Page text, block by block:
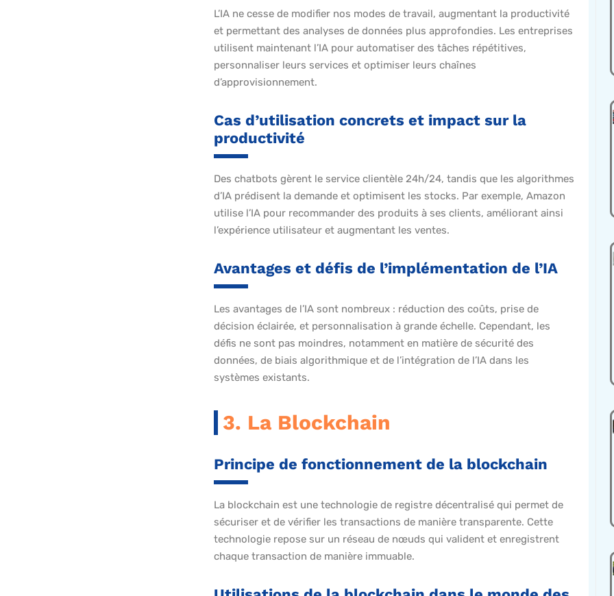
L’IA ne cesse de modifier nos modes de travail, augmentant la productivité
et permettant des analyses de données plus approfondies. Les entreprises
utilisent maintenant l’IA pour automatiser des tâches répétitives,
personnaliser leurs services et optimiser leurs chaînes
d’approvisionnement.
Cas d’utilisation concrets et impact sur la
productivité
Des chatbots gèrent le service clientèle 24h/24, tandis que les algorithmes
d’IA prédisent la demande et optimisent les stocks. Par exemple, Amazon
utilise l’IA pour recommander des produits à ses clients, améliorant ainsi
l’expérience utilisateur et augmentant les ventes.
Avantages et défis de l’implémentation de l’IA
Les avantages de l’IA sont nombreux : réduction des coûts, prise de
décision éclairée, et personnalisation à grande échelle. Cependant, les
défis ne sont pas moindres, notamment en matière de sécurité des
données, de biais algorithmique et de l’intégration de l’IA dans les
systèmes existants.
3. La Blockchain
Principe de fonctionnement de la blockchain
La blockchain est une technologie de registre décentralisé qui permet de
sécuriser et de vérifier les transactions de manière transparente. Cette
technologie repose sur un réseau de nœuds qui valident et enregistrent
chaque transaction de manière immuable.